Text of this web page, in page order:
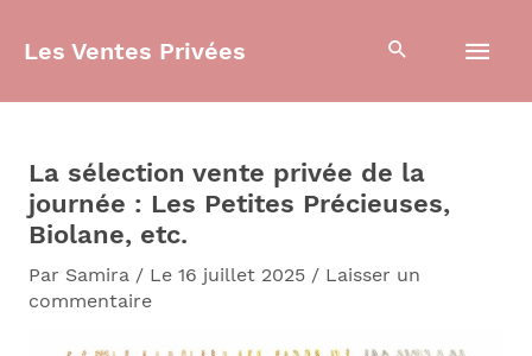
Les Ventes Privées
La sélection vente privée de la
journée : Les Petites Précieuses,
Biolane, etc.
Par Samira / Le 16 juillet 2025 / Laisser un
commentaire